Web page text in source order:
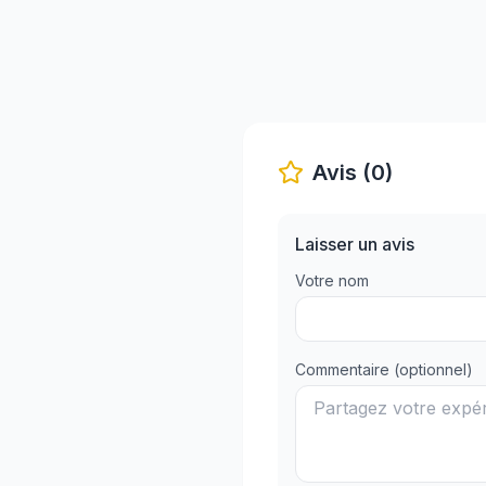
Avis (0)
Laisser un avis
Votre nom
Commentaire (optionnel)